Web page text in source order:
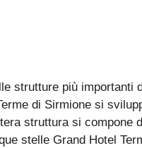
strutture più importanti
di Sirmione si
struttura si
stelle Grand Hotel